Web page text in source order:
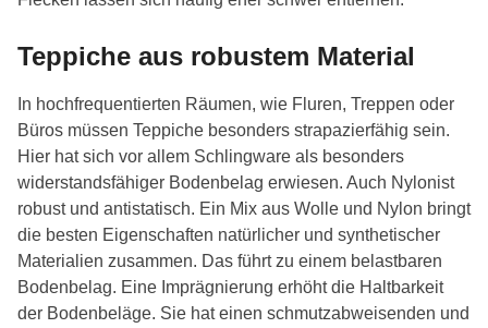
Teppiche aus robustem Material
In hochfrequentierten Räumen, wie Fluren, Treppen oder
Büros müssen Teppiche besonders strapazierfähig sein.
Hier hat sich vor allem Schlingware als besonders
widerstandsfähiger Bodenbelag erwiesen. Auch Nylonist
robust und antistatisch. Ein Mix aus Wolle und Nylon bringt
die besten Eigenschaften natürlicher und synthetischer
Materialien zusammen. Das führt zu einem belastbaren
Bodenbelag. Eine Imprägnierung erhöht die Haltbarkeit
der Bodenbeläge. Sie hat einen schmutzabweisenden und